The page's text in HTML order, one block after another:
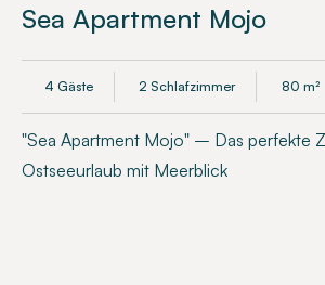
Sea Apartment Mojo
4 Gäste 2 Schlafzimmer 80 m²
"Sea Apartment Mojo" – Das perfekte
Ostseeurlaub mit Meerblick